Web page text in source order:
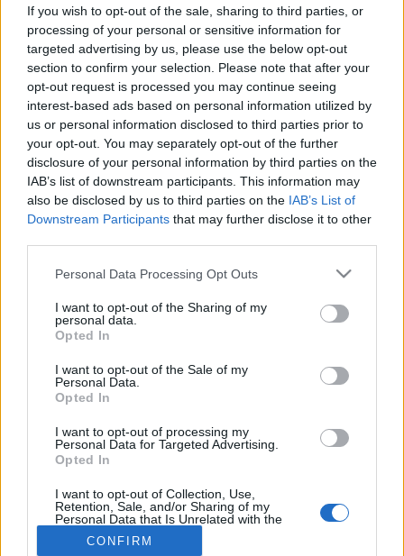
If you wish to opt-out of the sale, sharing to third parties, or
processing of your personal or sensitive information for
targeted advertising by us, please use the below opt-out
section to confirm your selection. Please note that after your
opt-out request is processed you may continue seeing
interest-based ads based on personal information utilized by
us or personal information disclosed to third parties prior to
your opt-out. You may separately opt-out of the further
disclosure of your personal information by third parties on the
IAB’s list of downstream participants. This information may
also be disclosed by us to third parties on the IAB’s List of
Downstream Participants that may further disclose it to other
Please note that this website/app uses one or more Google
not limited to your visit or usage behaviour. You may click to
grant or deny consent to Google and its third-party tags to
use your data for below specified purposes in below Google
consent section.
Personal Data Processing Opt Outs
I want to opt-out of the Sharing of my
personal data.
Opted In
I want to opt-out of the Sale of my
Personal Data.
Opted In
I want to opt-out of processing my
Personal Data for Targeted Advertising.
Opted In
I want to opt-out of Collection, Use,
Retention, Sale, and/or Sharing of my
Personal Data that Is Unrelated with the
Purposes for which it was collected.
Opted Out
CONFIRM
okoseszközökről a szünidőben